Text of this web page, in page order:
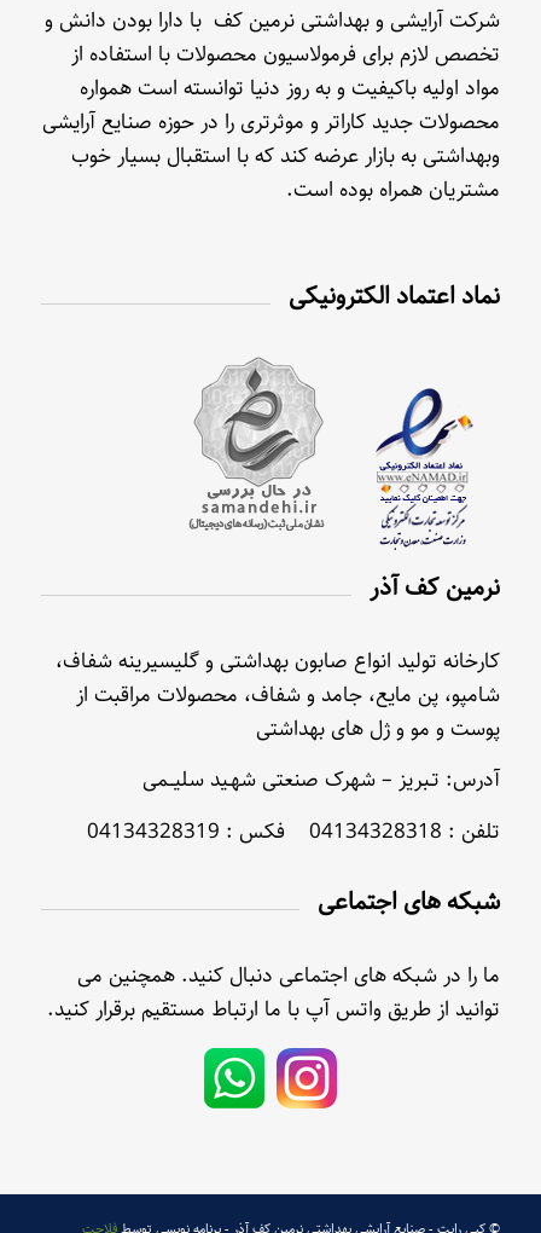
شرکت آرایشی و بهداشتی نرمین کف با دارا بودن دانش و
تخصص لازم برای فرمولاسیون محصولات با استفاده از
مواد اولیه باکیفیت و به روز دنیا توانسته است همواره
محصولات جدید کاراتر و موثرتری را در حوزه صنایع آرایشی
وبهداشتی به بازار عرضه کند که با استقبال بسیار خوب
مشتریان همراه بوده است.
نماد اعتماد الکترونیکی
نرمین کف آذر
کارخانه تولید انواع صابون بهداشتی و گلیسیرینه شفاف،
شامپو، پن مایع، جامد و شفاف، محصولات مراقبت از
پوست و مو و ژل های بهداشتی
آدرس: تـبریز – شهرک صنعتی شهـید سلیــمی
تلفن : 04134328318 فکس : 04134328319
شبکه های اجتماعی
ما را در شبکه های اجتماعی دنبال کنید. همچنین می
توانید از طریق واتس آپ با ما ارتباط مستقیم برقرار کنید.